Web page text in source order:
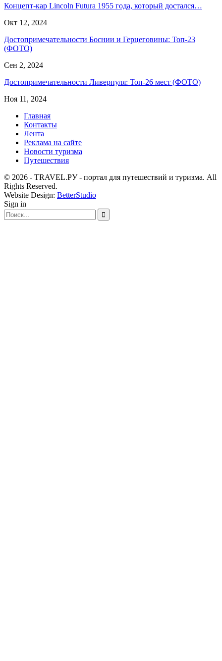
Концепт-кар Lincoln Futura 1955 года, который достался…
Окт 12, 2024
Достопримечательности Боснии и Герцеговины: Топ-23
(ФОТО)
Сен 2, 2024
Достопримечательности Ливерпуля: Топ-26 мест (ФОТО)
Ноя 11, 2024
Главная
Контакты
Лента
Реклама на сайте
Новости туризма
Путешествия
© 2026 - TRAVEL.РУ - портал для путешествий и туризма. All
Rights Reserved.
Website Design: BetterStudio
Sign in